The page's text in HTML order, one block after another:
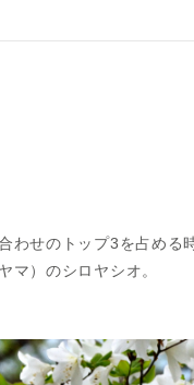
わせのトップ3を占める
マ）のシロヤシオ。